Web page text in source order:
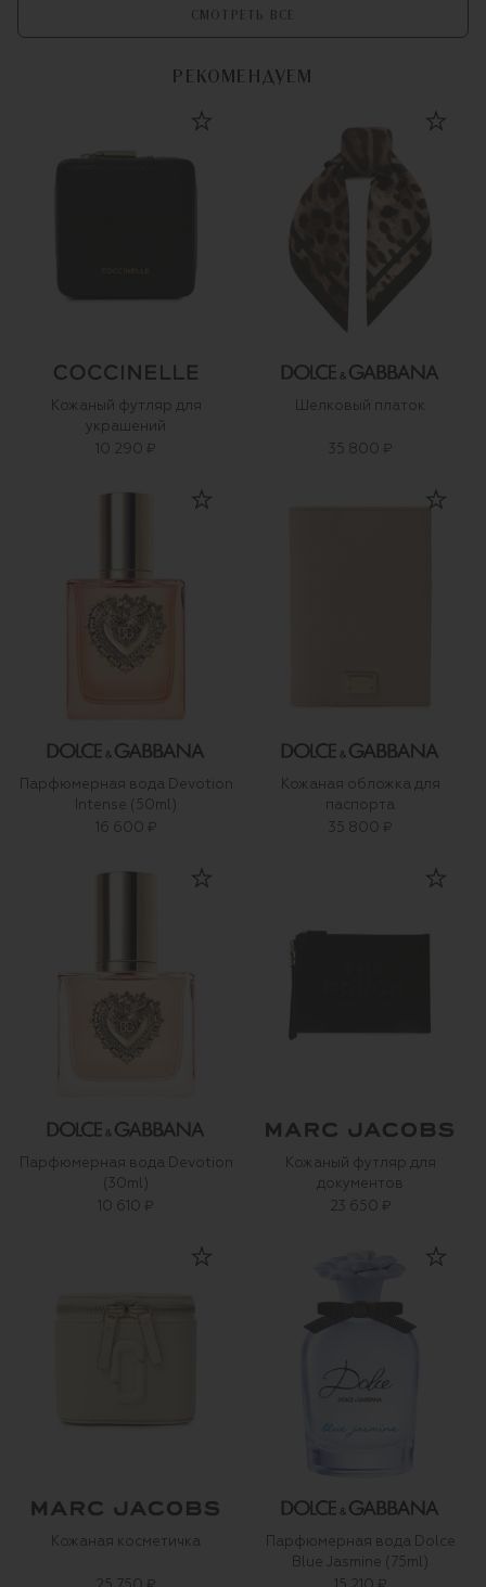
СМОТРЕТЬ ВСЕ
РЕКОМЕНДУЕМ
Кожаный футляр для
украшений
10 290 ₽
Шелковый платок
35 800 ₽
Парфюмерная вода Devotion
Intense (50ml)
16 600 ₽
Кожаная обложка для
паспорта
35 800 ₽
Парфюмерная вода Devotion
(30ml)
10 610 ₽
Кожаный футляр для
документов
23 650 ₽
Кожаная косметичка
Парфюмерная вода Dolce
Blue Jasmine (75ml)